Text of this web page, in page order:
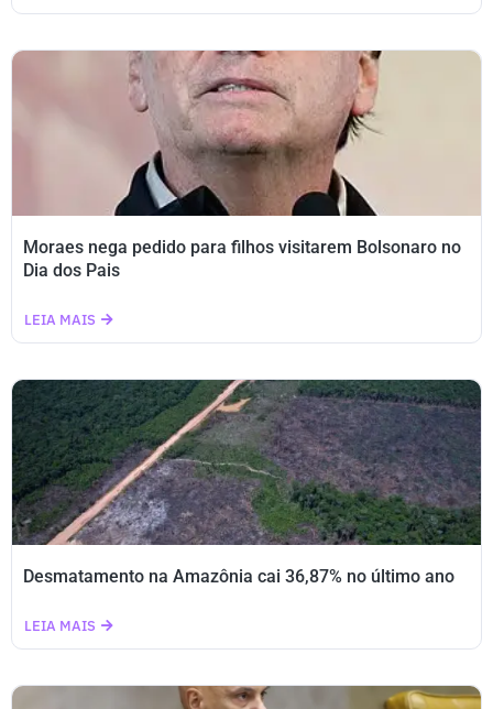
Moraes nega pedido para filhos visitarem Bolsonaro no
Dia dos Pais
LEIA MAIS
Desmatamento na Amazônia cai 36,87% no último ano
LEIA MAIS